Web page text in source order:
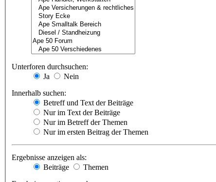
Unterforen durchsuchen:
Ja
Nein
Innerhalb suchen:
Betreff und Text der Beiträge
Nur im Text der Beiträge
Nur im Betreff der Themen
Nur im ersten Beitrag der Themen
Ergebnisse anzeigen als:
Beiträge
Themen